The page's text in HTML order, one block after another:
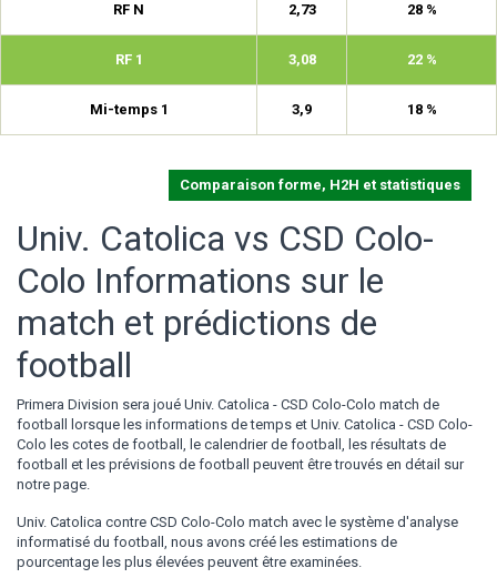
RF N 2,73 28 %
RF 1 3,08 22 %
Mi-temps 1 3,9 18 %
Comparaison forme, H2H et statistiques
Univ. Catolica vs CSD Colo-
Colo Informations sur le
match et prédictions de
football
Primera Division sera joué Univ. Catolica - CSD Colo-Colo match de
football lorsque les informations de temps et Univ. Catolica - CSD Colo-
Colo les cotes de football, le calendrier de football, les résultats de
football et les prévisions de football peuvent être trouvés en détail sur
notre page.
Univ. Catolica contre CSD Colo-Colo match avec le système d'analyse
informatisé du football, nous avons créé les estimations de
pourcentage les plus élevées peuvent être examinées.